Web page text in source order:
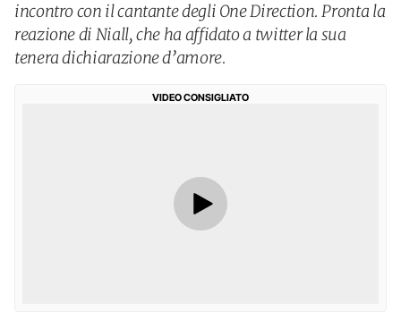
incontro con il cantante degli One Direction. Pronta la
reazione di Niall, che ha affidato a twitter la sua
tenera dichiarazione d’amore.
VIDEO CONSIGLIATO